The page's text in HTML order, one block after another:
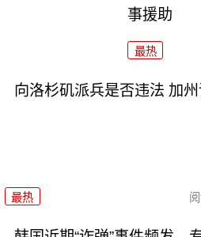
事援助
最热
向洛杉矶派兵是否违法 加
最热